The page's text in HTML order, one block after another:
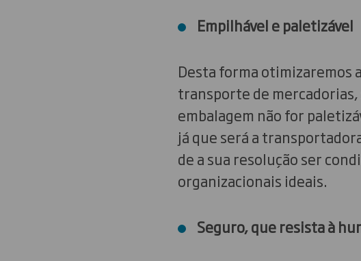
Empilhável e paletizável
Desta forma otimizaremos
transporte de
embalagem não for
já que será a
de a sua resolução ser
organizacionais ideais.
Seguro, que resista à